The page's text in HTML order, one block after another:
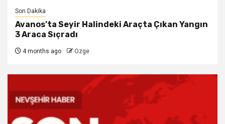
Son Dakika
Avanos’ta Seyir Halindeki Araçta Çıkan Yangın
3 Araca Sıçradı
4 months ago Ozge